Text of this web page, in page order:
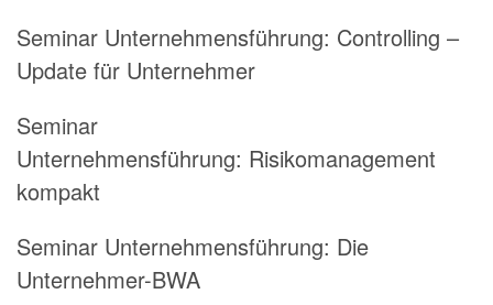
Seminar Unternehmensführung: Controlling –
Update für Unternehmer
Seminar
Unternehmensführung: Risikomanagement
kompakt
Seminar Unternehmensführung: Die
Unternehmer-BWA